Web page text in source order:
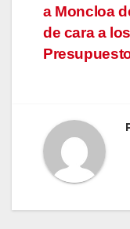
a Moncloa
de cara a los